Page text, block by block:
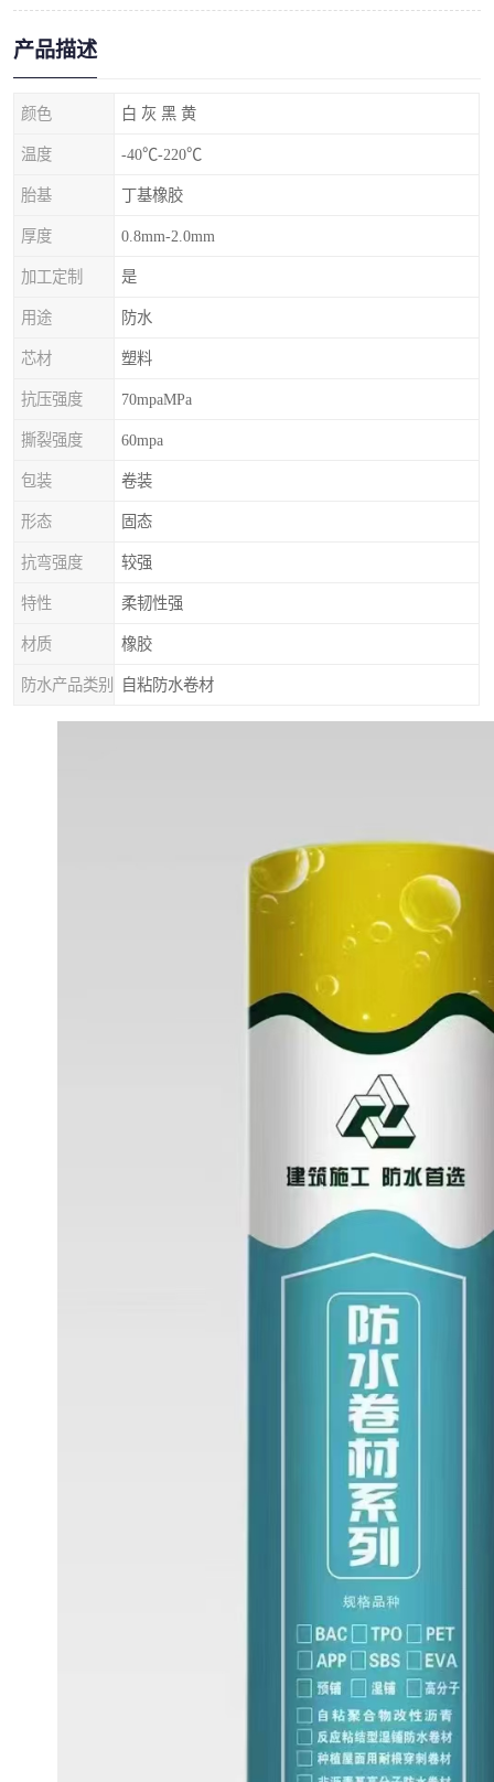
产品描述
颜色 白 灰 黑 黄
温度 -40℃-220℃
胎基 丁基橡胶
厚度 0.8mm-2.0mm
加工定制 是
用途 防水
芯材 塑料
抗压强度 70mpaMPa
撕裂强度 60mpa
包装 卷装
形态 固态
抗弯强度 较强
特性 柔韧性强
材质 橡胶
防水产品类别 自粘防水卷材